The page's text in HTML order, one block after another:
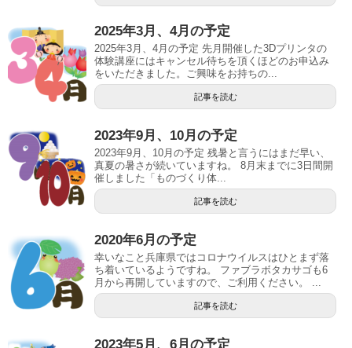
2025年3月、4月の予定
2025年3月、4月の予定 先月開催した3Dプリンタの
体験講座にはキャンセル待ちを頂くほどのお申込み
をいただきました。ご興味をお持ちの...
記事を読む
2023年9月、10月の予定
2023年9月、10月の予定 残暑と言うにはまだ早い、
真夏の暑さが続いていますね。 8月末までに3日間開
催しました「ものづくり体...
記事を読む
2020年6月の予定
幸いなこと兵庫県ではコロナウイルスはひとまず落
ち着いているようですね。 ファブラボタカサゴも6
月から再開していますので、ご利用ください。 ...
記事を読む
2023年5月、6月の予定